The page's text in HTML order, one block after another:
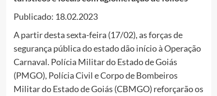
Publicado: 18.02.2023
A partir desta sexta-feira (17/02), as forças de
segurança pública do estado dão início à Operação
Carnaval. Polícia Militar do Estado de Goiás
(PMGO), Polícia Civil e Corpo de Bombeiros
Militar do Estado de Goiás (CBMGO) reforçarão os